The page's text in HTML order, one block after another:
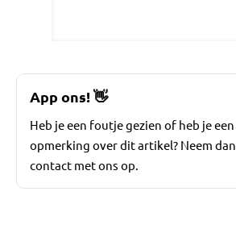
App ons!👋
Heb je een foutje gezien of heb je een
opmerking over dit artikel? Neem dan
contact met ons op.